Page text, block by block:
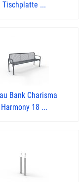
Tischplatte ...
Bank Charisma
Harmony 18 ...